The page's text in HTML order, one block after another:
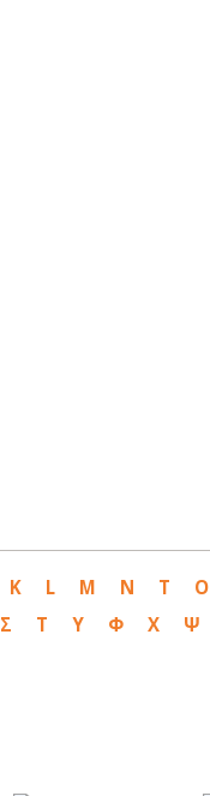
K L M N T O
Σ Τ Υ Φ Χ Ψ